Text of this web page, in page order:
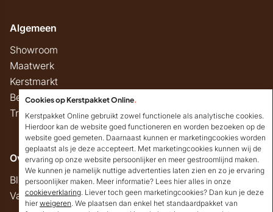
Algemeen
Showroom
Maatwerk
Kerstmarkt
Belastingregels
Track & Trace
Overig
Blog
Vacatures
Goedendag!
Cookies op Kerstpakket Online.
Kerstpakket Online gebruikt zowel functionele als analytische cookies.
Hierdoor kan de website goed functioneren en worden bezoeken op de
website goed gemeten. Daarnaast kunnen er marketingcookies worden
geplaatst als je deze accepteert. Met marketingcookies kunnen wij de
ervaring op onze website persoonlijker en meer gestroomlijnd maken.
We kunnen je namelijk nuttige advertenties laten zien en zo je ervaring
persoonlijker maken. Meer informatie? Lees hier alles in onze
cookieverklaring. Liever toch geen marketingcookies? Dan kun je deze
hier weigeren. We plaatsen dan enkel het standaardpakket van